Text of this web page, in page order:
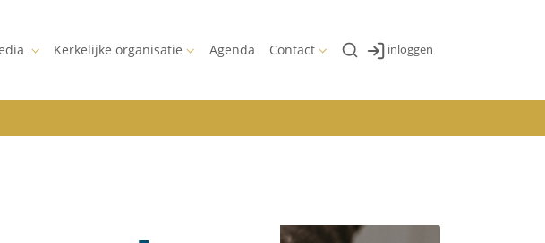
Kerkelijke organisatie Agenda Contact inloggen